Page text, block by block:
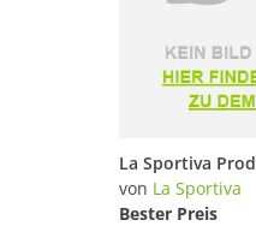
von La Sportiva
Bester Preis